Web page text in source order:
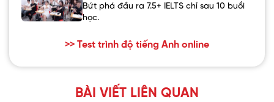
Bứt phá đầu ra 7.5+ IELTS chỉ sau 10 buổi
học.
>> Test trình độ tiếng Anh online
BÀI VIẾT LIÊN QUAN